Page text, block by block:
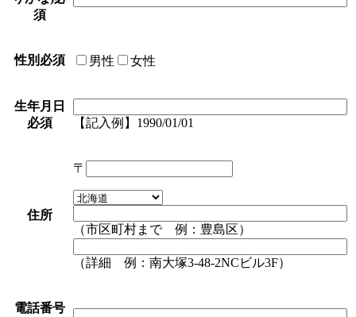
須
性別 必須 男性 女性
生年月日
必須
【記入例】1990/01/01
住所
〒
（市区町村まで 例：豊島区）
（詳細 例：南大塚3-48-2NCビル3F）
電話番号